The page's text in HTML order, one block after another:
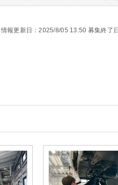
情報更新日：2025/8/05 13:50 募集終了